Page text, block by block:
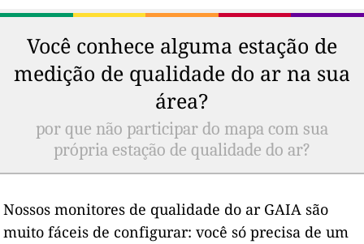
Você conhece alguma estação de
medição de qualidade do ar na sua
área?
por que não participar do mapa com sua
própria estação de qualidade do ar?
Nossos monitores de qualidade do ar GAIA são
muito fáceis de configurar: você só precisa de um